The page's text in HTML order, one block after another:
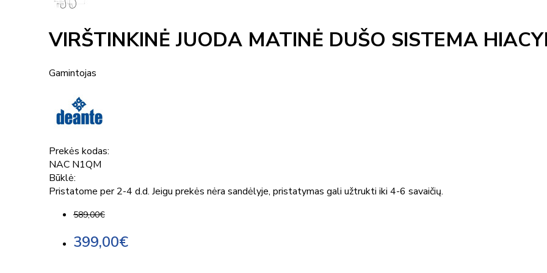
VIRŠTINKINĖ JUODA MATINĖ DUŠO SISTEMA
Gamintojas
Prekės kodas:
NAC N1QM
Būklė:
Pristatome per 2-4 d.d. Jeigu prekės nėra sandėlyje, pristatymas gali užtrukti iki 4-6 savaičių.
589,00€
399,00€